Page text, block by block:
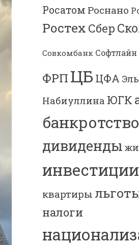
Росатом Роснано
Ростех Сбер
Совкомбанк Софтлайн
ФРП ЦБ ЦФА
Набиуллина ЮГК
банкротство
дивиденды
инвестиции
квартиры
налоги